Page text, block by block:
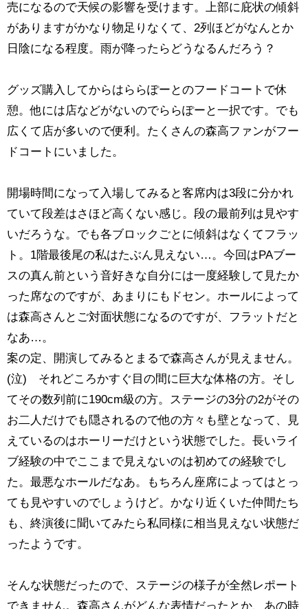
売になるので天候の影響を受けます。上部に庇状の傾斜
がありますがかなり物足りなくて、2列ほどがなんとか
日陰になる程度。雨が降ったらどうなるんだろう？
グッズ購入してからはららぽーとのフードコートで休
憩。他には店などがないのでららぽーと一択です。でも
広くて店が多いので便利。たくさんの森高ファンがフー
ドコートにいました。
開場時間になって入場してみると客席内は3段に分かれ
ていて段差はさほど高くない感じ。段の最前列は見やす
いだろうな。でも各ブロックごとに傾斜はなくてフラッ
ト。1階最後尾の私はたぶん見えない…。今回はPAブー
スの真ん前という音好きな自分には一度経験して見たか
った席なのですが、あまりにもドセン。ホールによって
は森高さんとご対面状態になるのですが、フラットだと
なあ…。
案の定、開演してみるとまるで森高さんが見えません。
(泣) それどころかすぐ目の間に巨大な体格の方。そし
てその数列前に190cm級の方。ステージの3分の2がその
お二人だけでも隠されるので他の方々も壁となって、見
えているのはホーリーだけという状態でした。長いライ
ブ経験の中でここまで見えないのは初めての経験でし
た。最悪なホールだなあ。もちろん座席によってはとっ
ても見やすいのでしょうけど。かなり近くいた仲間たち
も、終演後に聞いてみたら私同様に相当見えない状態だ
ったようです。
そんな状態だったので、ステージの様子が全然レポート
できません。森高さんがどんな表情だったとか、あの時